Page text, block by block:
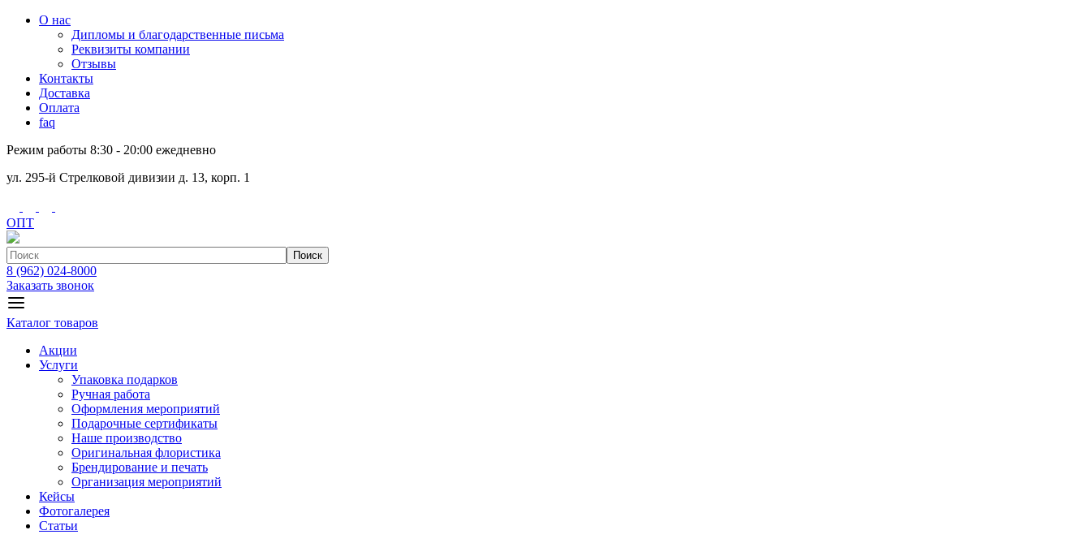
О нас
Дипломы и благодарственные письма
Реквизиты компании
Отзывы
Контакты
Доставка
Оплата
faq
Режим работы 8:30 - 20:00 ежедневно
ул. 295-й Стрелковой дивизии д. 13, корп. 1
ОПТ
Поиск
8 (962) 024-8000
Заказать звонок
Каталог товаров
Акции
Услуги
Упаковка подарков
Ручная работа
Оформления мероприятий
Подарочные сертификаты
Наше производство
Оригинальная флористика
Брендирование и печать
Организация мероприятий
Кейсы
Фотогалерея
Статьи